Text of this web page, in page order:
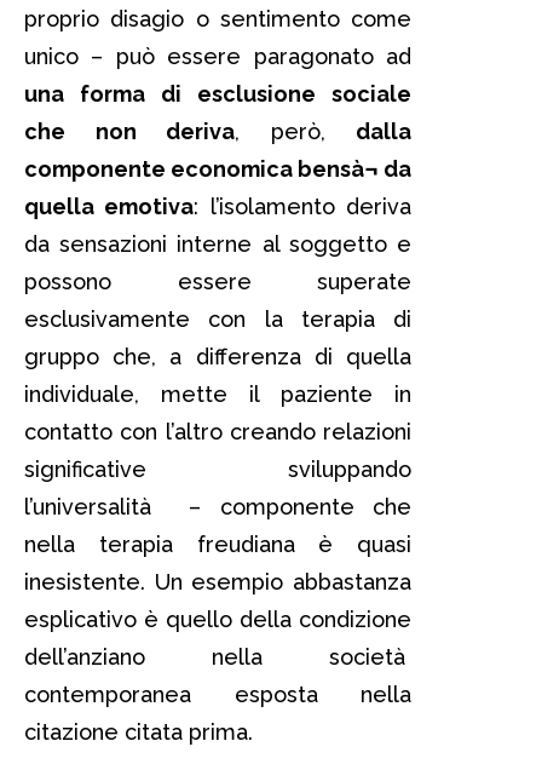
proprio disagio o sentimento come
unico – può essere paragonato ad
una forma di esclusione sociale
che non deriva, però, dalla
componente economica bensà¬ da
quella emotiva: l’isolamento deriva
da sensazioni interne al soggetto e
possono essere superate
esclusivamente con la terapia di
gruppo che, a differenza di quella
individuale, mette il paziente in
contatto con l’altro creando relazioni
significative sviluppando
l’universalità – componente che
nella terapia freudiana è quasi
inesistente. Un esempio abbastanza
esplicativo è quello della condizione
dell’anziano nella società
contemporanea esposta nella
citazione citata prima.